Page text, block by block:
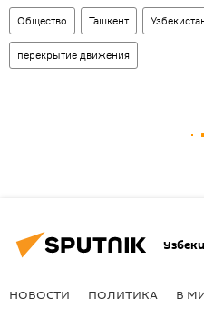
Общество Ташкент
перекрытие движения
НОВОСТИ ПОЛИТИКА В